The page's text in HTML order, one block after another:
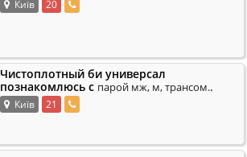
Київ 20
Чистоплотный би универсал
познакомлюсь с парой мж, м, трансом..
Київ 21